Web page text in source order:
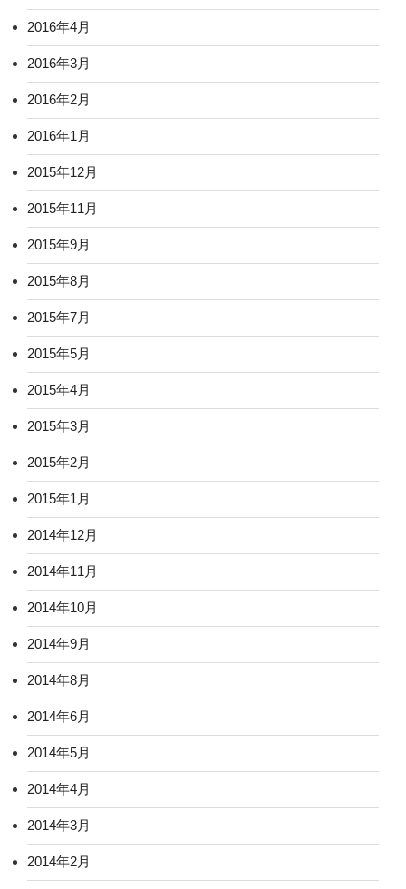
2016年4月
2016年3月
2016年2月
2016年1月
2015年12月
2015年11月
2015年9月
2015年8月
2015年7月
2015年5月
2015年4月
2015年3月
2015年2月
2015年1月
2014年12月
2014年11月
2014年10月
2014年9月
2014年8月
2014年6月
2014年5月
2014年4月
2014年3月
2014年2月